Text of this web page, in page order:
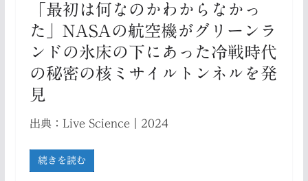
「最初は何なのかわからなかっ
た」NASAの航空機がグリーンラ
ンドの氷床の下にあった冷戦時代
の秘密の核ミサイルトンネルを発
見
出典：Live Science｜2024
続きを読む